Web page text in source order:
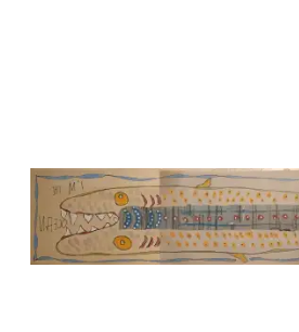
Kontakt
follow